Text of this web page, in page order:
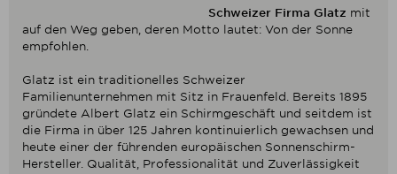
Schweizer Firma Glatz mit
auf den Weg geben, deren Motto lautet: Von der Sonne
empfohlen.
Glatz ist ein traditionelles Schweizer
Familienunternehmen mit Sitz in Frauenfeld. Bereits 1895
gründete Albert Glatz ein Schirmgeschäft und seitdem ist
die Firma in über 125 Jahren kontinuierlich gewachsen und
heute einer der führenden europäischen Sonnenschirm-
Hersteller. Qualität, Professionalität und Zuverlässigkeit